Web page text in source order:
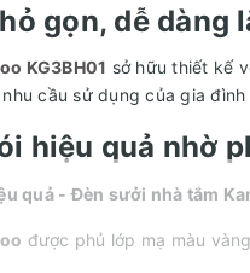
gọn, dễ dàng
KG3BH01 sở hữu thiết kế
cầu sử dụng của gia
hiệu quả nhờ
được phủ lớp mạ màu